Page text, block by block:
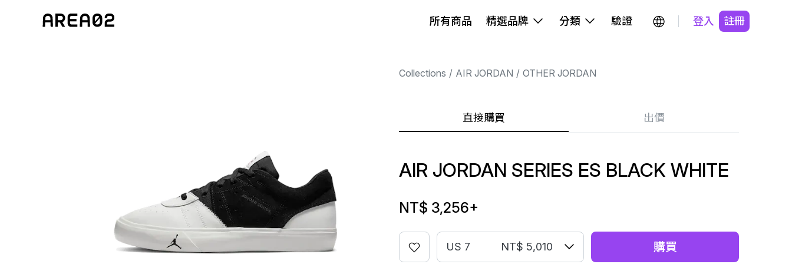
所有商品 精選品牌 分類 驗證 登入 註冊
Collections AIR JORDAN OTHER JORDAN
直接購買 出價
AIR JORDAN SERIES ES BLACK WHITE
NT$ 3,256+
US 7 NT$ 5,010 購買